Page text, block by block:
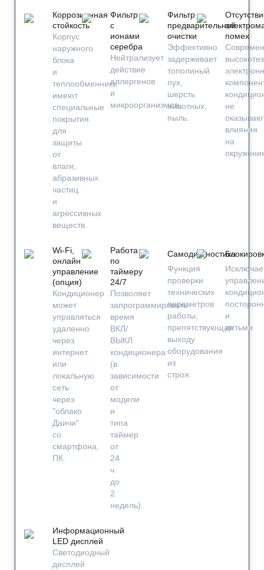
Коррозионная
стойкость
Корпус
наружного
блока
и
теплообменники
имеют
специальные
покрытия
для
защиты
от
влаги,
абразивных
частиц
и
агрессивных
веществ.
Фильтр
с
ионами
серебра
Нейтрализует
действие
аллергенов
и
микроорганизмов.
Фильтр
предварительной
очистки
Эффективно
задерживает
тополиный
пух,
шерсть
животных,
пыль.
помех
не
влияния
на
Wi-Fi,
онлайн
управление
(опция)
Кондиционер
может
управляться
удаленно
через
интернет
или
локальную
сеть
через
"облако
Даичи"
со
смартфона,
ПК.
Работа
по
таймеру
24/7
Позволяет
запрограммировать
время
ВКЛ/
ВЫКЛ
кондиционера
(в
зависимости
от
модели
и
типа
таймер
от
24
ч
до
2
недель).
Самодиагностика
Функция
проверки
технических
параметров
работы,
препятствующая
выходу
оборудования
из
строя.
и
детьми.
Информационный
LED дисплей
Светодиодный
дисплей